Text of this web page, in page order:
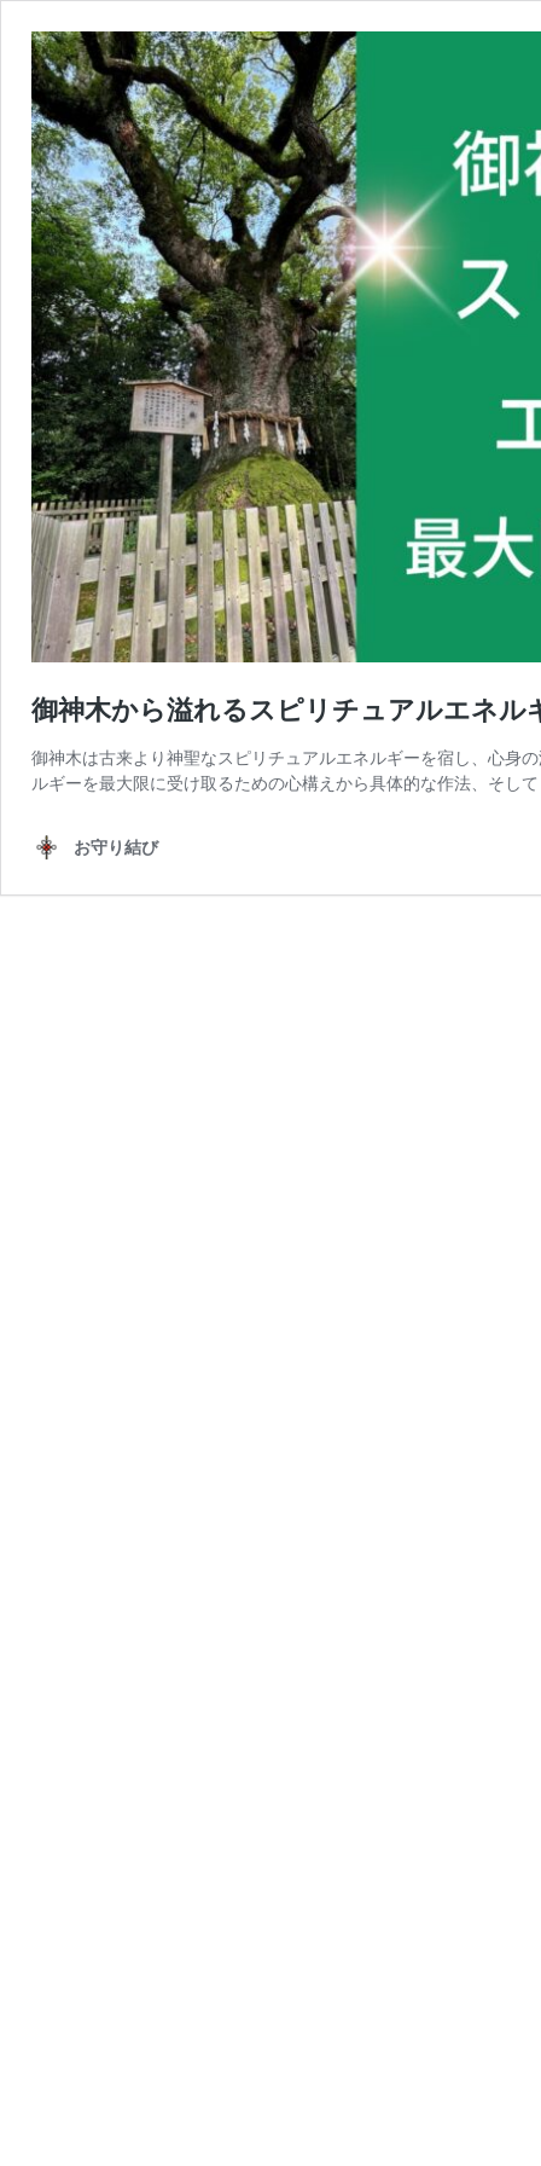
御神木から溢れるスピリチュアルエネル
御神木は古来より神聖なスピリチュアルエネルギーを宿し、心身
ルギーを最大限に受け取るための心構えから具体的な作法、そし
お守り結び